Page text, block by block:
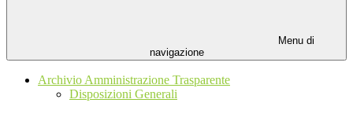
Menu di
navigazione
Archivio Amministrazione Trasparente
Disposizioni Generali